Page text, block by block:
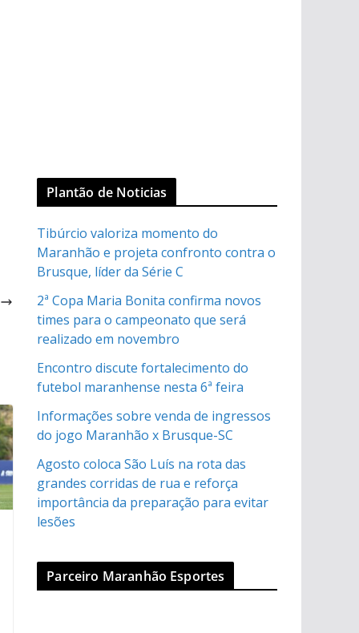
Plantão de Noticias
Tibúrcio valoriza momento do
Maranhão e projeta confronto contra o
Brusque, líder da Série C
2ª Copa Maria Bonita confirma novos
times para o campeonato que será
realizado em novembro
Encontro discute fortalecimento do
futebol maranhense nesta 6ª feira
Informações sobre venda de ingressos
do jogo Maranhão x Brusque-SC
Agosto coloca São Luís na rota das
grandes corridas de rua e reforça
importância da preparação para evitar
lesões
Parceiro Maranhão Esportes